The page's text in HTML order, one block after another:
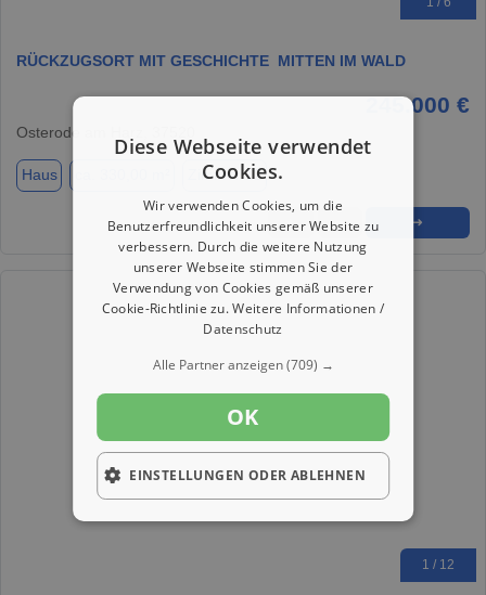
RÜCKZUGSORT MIT GESCHICHTE  MITTEN IM WALD
245.000 €
Osterode am Harz, 37520
Haus Zimmer 12
★ ➦ ➜
1 / 12
Diese Webseite verwendet
Cookies.
Wir verwenden Cookies, um die
Benutzerfreundlichkeit unserer Website zu
verbessern. Durch die weitere Nutzung
unserer Webseite stimmen Sie der
Verwendung von Cookies gemäß unserer
Cookie-Richtlinie zu.Weitere Informationen /
Datenschutz
Alle Partner anzeigen(709) →
OK
EINSTELLUNGEN ODER ABLEHNEN